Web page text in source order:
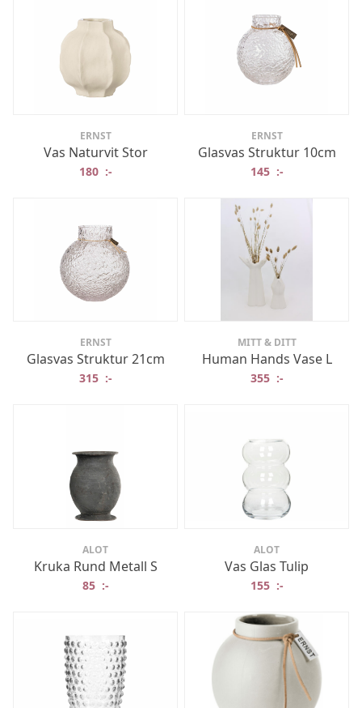
ERNST
Vas Naturvit Stor
180 :-
ERNST
Glasvas Struktur 10cm
145 :-
ERNST
Glasvas Struktur 21cm
315 :-
MITT & DITT
Human Hands Vase L
355 :-
ALOT
Kruka Rund Metall S
85 :-
ALOT
Vas Glas Tulip
155 :-